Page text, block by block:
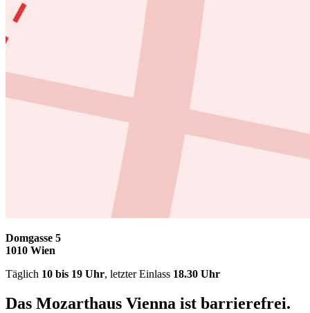
Domgasse 5
1010 Wien
Täglich 10 bis 19 Uhr, letzter Einlass 18.30 Uhr
Das Mozarthaus Vienna ist barrierefrei.